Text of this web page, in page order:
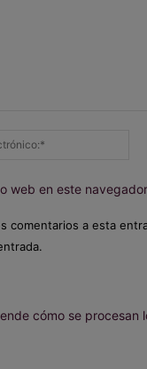
web en este
comentarios a esta
cómo se procesan